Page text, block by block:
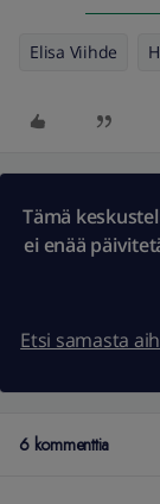
Elisa Viihde
Tämä
ei enää
Etsi samasta
6 kommenttia